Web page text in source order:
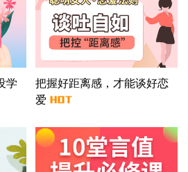
安 139****6283
3分钟前
户 喜欢下雨天^ 通过此页面咨询，已获得专属
波 150****8921
28分钟前
户 逆光下的微笑 通过此页面咨询，已获得专
案
长沙 187****3359
户 超 通过此页面咨询，已获得专属情感方案
门 159****4462
53分钟前
凌乱小羊 通过此页面咨询，已获得专属情
学
把握好距离感，才能谈好恋
爱